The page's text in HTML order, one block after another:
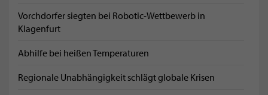
Vorchdorfer siegten bei Robotic-Wettbewerb in
Klagenfurt
Abhilfe bei heißen Temperaturen
Regionale Unabhängigkeit schlägt globale Krisen